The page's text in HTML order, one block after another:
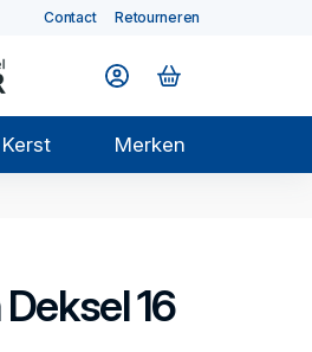
Contact Retourneren
Kerst Merken
Deksel 16